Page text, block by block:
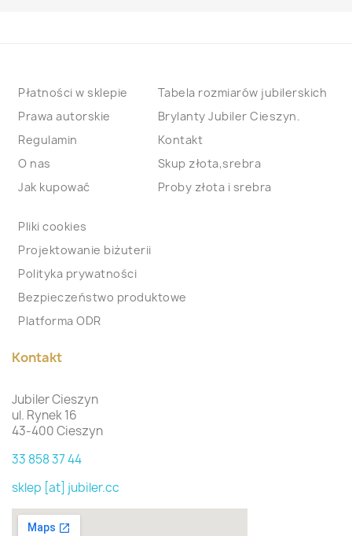
Płatności w sklepie
Prawa autorskie
Regulamin
O nas
Jak kupować
Tabela rozmiarów jubilerskich
Brylanty Jubiler Cieszyn.
Kontakt
Skup złota,srebra
Proby złota i srebra
Pliki cookies
Projektowanie biżuterii
Polityka prywatności
Bezpieczeństwo produktowe
Platforma ODR
Kontakt
Jubiler Cieszyn
ul. Rynek 16
43-400 Cieszyn
33 858 37 44
sklep [at] jubiler.cc